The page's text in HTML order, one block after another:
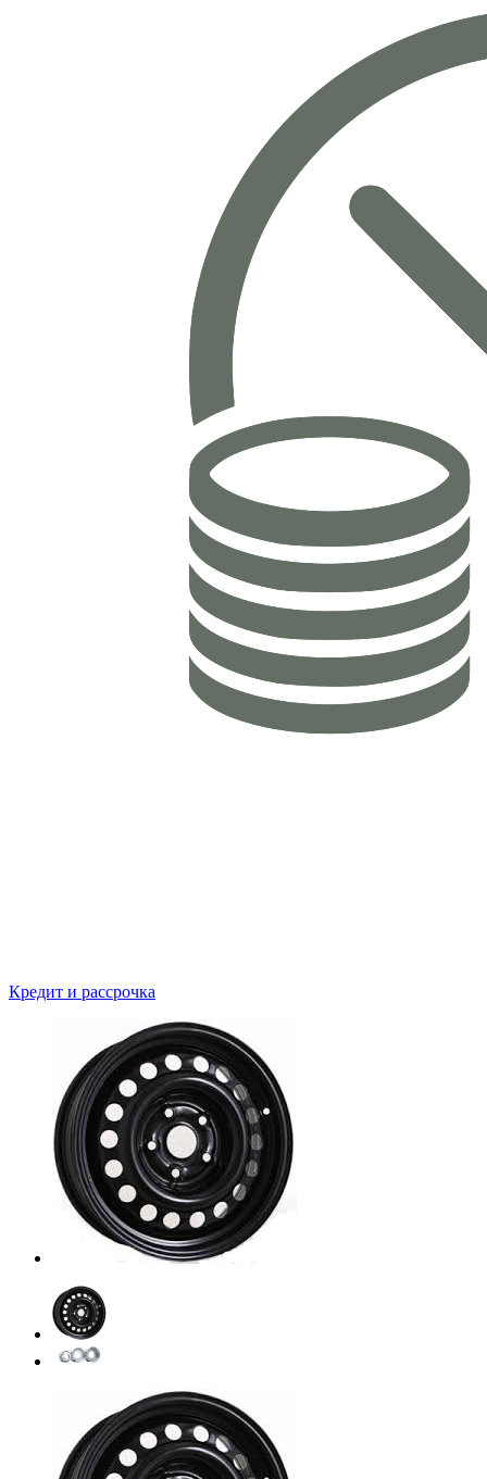
Кредит и рассрочка